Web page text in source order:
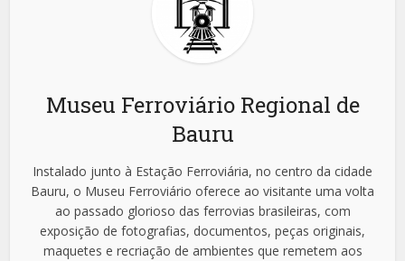
Museu Ferroviário Regional de
Bauru
Instalado junto à Estação Ferroviária, no centro da cidade
Bauru, o Museu Ferroviário oferece ao visitante uma volta
ao passado glorioso das ferrovias brasileiras, com
exposição de fotografias, documentos, peças originais,
maquetes e recriação de ambientes que remetem aos